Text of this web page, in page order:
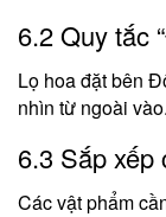
6.2 Quy tắc
Lọ hoa đặt bên
nhìn từ ngoài vào.
6.3 Sắp xếp
Các vật phẩm